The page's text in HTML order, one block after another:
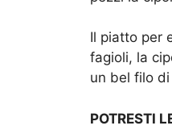
Il piatto per
fagioli, la
un bel filo
POTRESTI